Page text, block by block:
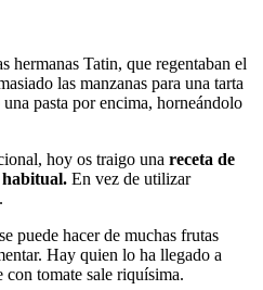
hermanas Tatin, que regentaban el
las manzanas para una tarta
pasta por encima, horneándolo
hoy os traigo una receta de
En vez de utilizar
puede hacer de muchas frutas
Hay quien lo ha llegado a
con tomate sale riquísima.